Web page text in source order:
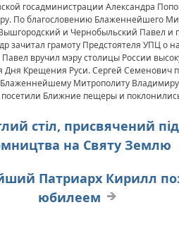
госадминистрации Александра
По благословению Блаженнейшего
и Чернобыльский Павел и
грамоту Предстоятеля УПЦ о
вручил мэру столицы России
Крещения Руси. Сергей Семенович
Митрополиту
Ближние пещеры и
стіл, присвячений
на Святу Землю
Патриарх Кирилл
юбилеем